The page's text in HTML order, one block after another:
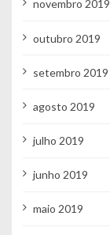
novembro 2019
outubro 2019
setembro 2019
agosto 2019
julho 2019
junho 2019
maio 2019